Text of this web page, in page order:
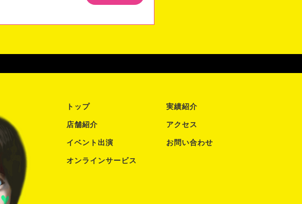
トップ
店舗紹介
イベント出演
オンラインサービス
実績紹介
アクセス
お問い合わせ